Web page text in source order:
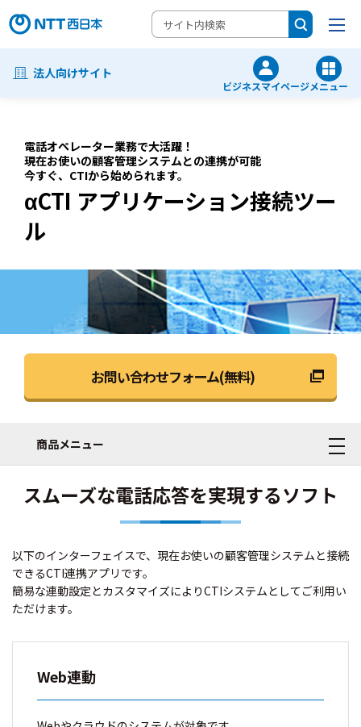
法人向けサイト
ビジネスマイページメニュー
電話オペレーター業務で大活躍！
現在お使いの顧客管理システムとの連携が可能
今すぐ、CTIから始められます。
αCTI アプリケーション接続ツー
ル
お問い合わせフォーム(無料)
商品メニュー
スムーズな電話応答を実現するソフト
以下のインターフェイスで、現在お使いの顧客管理システムと接続
できるCTI連携アプリです。
簡易な連動設定とカスタマイズによりCTIシステムとしてご利用い
ただけます。
Web連動